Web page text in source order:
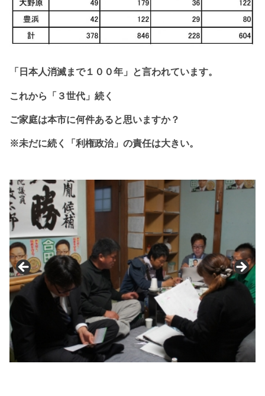
「日本人消滅まで１ ００年」と言われています。
これから 「３世代」続く
ご家庭は本市に何件あると思いますか？
※未だに続く「利権政治」の責任は大きい。